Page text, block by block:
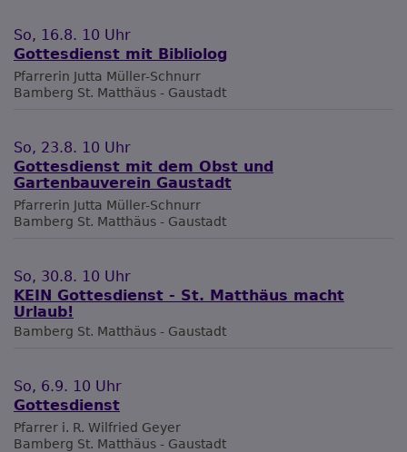
So, 16.8. 10 Uhr
Gottesdienst mit Bibliolog
Pfarrerin Jutta Müller-Schnurr
Bamberg St. Matthäus - Gaustadt
So, 23.8. 10 Uhr
Gottesdienst mit dem Obst und
Gartenbauverein Gaustadt
Pfarrerin Jutta Müller-Schnurr
Bamberg St. Matthäus - Gaustadt
So, 30.8. 10 Uhr
KEIN Gottesdienst - St. Matthäus macht
Urlaub!
Bamberg St. Matthäus - Gaustadt
So, 6.9. 10 Uhr
Gottesdienst
Pfarrer i. R. Wilfried Geyer
Bamberg St. Matthäus - Gaustadt